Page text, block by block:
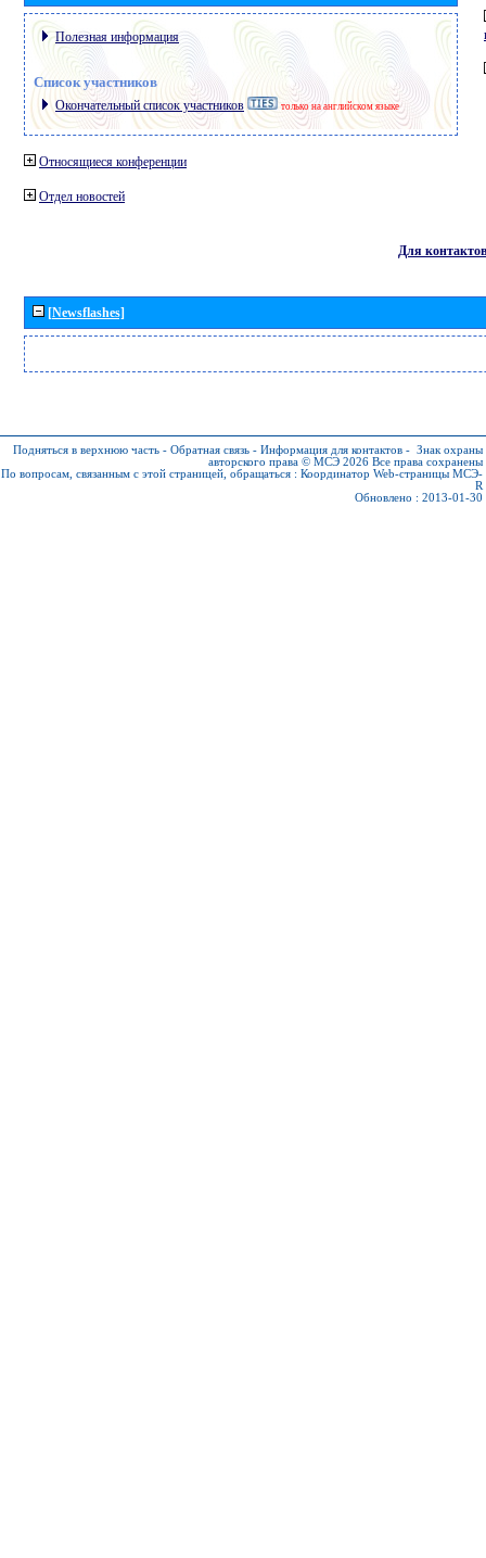
Полезная информация
Список участников
Окончательный список участников только на английском языке
Относящиеся конференции
Отдел новостей
Для контактов
[Newsflashes]
Подняться в верхнюю часть - Обратная связь - Информация для контактов - Знак охраны
авторского права © МСЭ 2026 Все права сохранены
По вопросам, связанным с этой страницей, обращаться : Координатор Web-страницы МСЭ-
R
Обновлено : 2013-01-30